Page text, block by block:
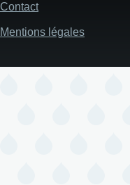
Contact
Mentions légales